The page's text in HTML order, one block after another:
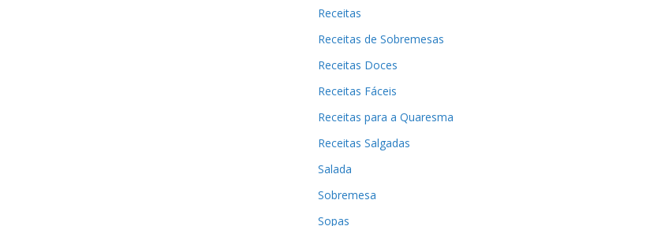
Receitas
Receitas de Sobremesas
Receitas Doces
Receitas Fáceis
Receitas para a Quaresma
Receitas Salgadas
Salada
Sobremesa
Sopas